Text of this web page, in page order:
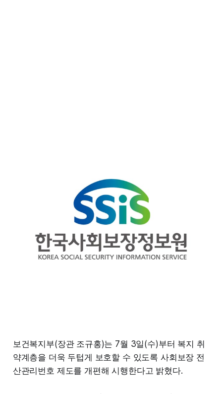
보건복지부(장관 조규홍)는 7월 3일(수)부터 복지 취
약계층을 더욱 두텁게 보호할 수 있도록 사회보장 전
산관리번호 제도를 개편해 시행한다고 밝혔다.